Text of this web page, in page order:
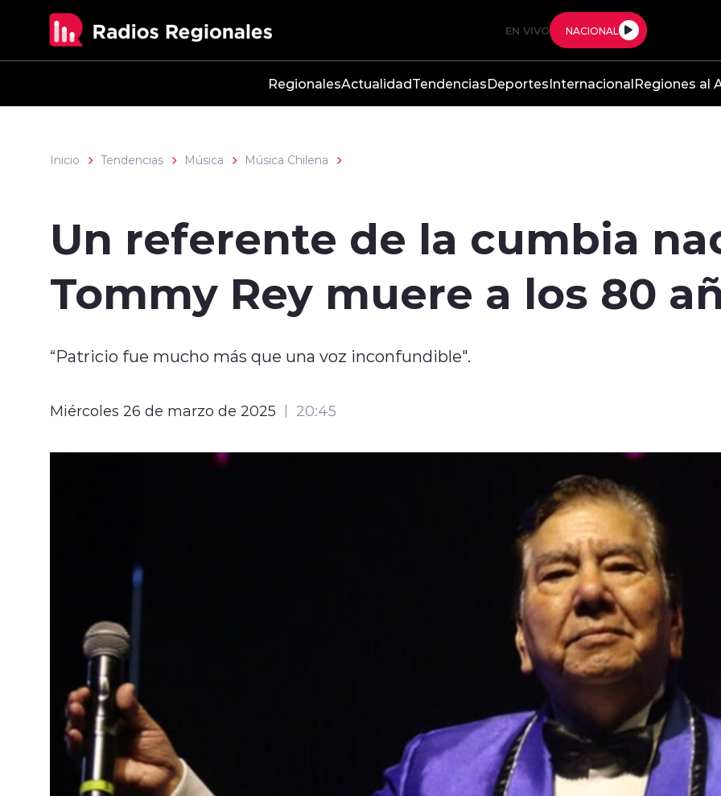
EN VIVO NACIONAL
RegionalesActualidadTendenciasDeportesInternacionalRegiones al
Inicio Tendencias Música Música Chilena
Un referente de la cumbia
Tommy Rey muere a los 80
“Patricio fue mucho más que una voz inconfundible".
Miércoles 26 de marzo de 2025 20:45